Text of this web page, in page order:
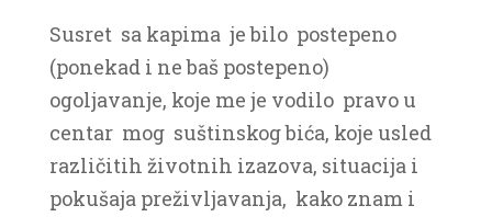
Susret sa kapima je bilo postepeno
(ponekad i ne baš postepeno)
ogoljavanje, koje me je vodilo pravo u
centar mog suštinskog bića, koje usled
različitih životnih izazova, situacija i
pokušaja preživljavanja, kako znam i